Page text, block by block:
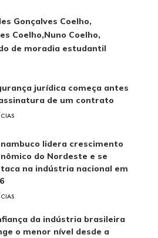
Gonçalves Coelho
Coelho Nuno Coelho
de moradia estudantil
jurídica começa antes
de um contrato
lidera crescimento
do Nordeste e se
na indústria nacional em
da indústria brasileira
o menor nível desde a